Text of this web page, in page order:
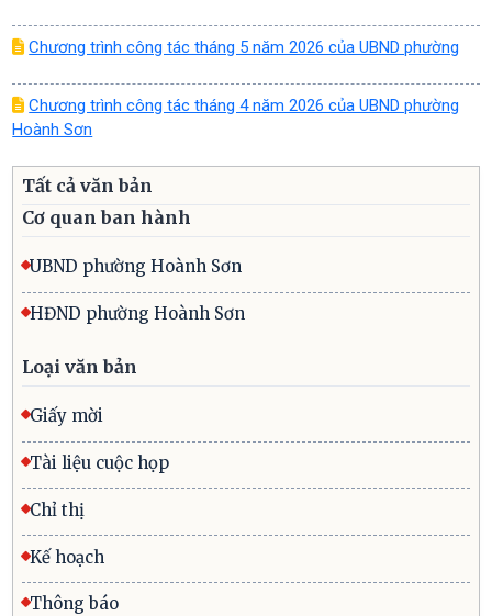
Chương trình công tác tháng 5 năm 2026 của UBND phường
Chương trình công tác tháng 4 năm 2026 của UBND phường
Hoành Sơn
Tất cả văn bản
Cơ quan ban hành
UBND phường Hoành Sơn
HĐND phường Hoành Sơn
Loại văn bản
Giấy mời
Tài liệu cuộc họp
Chỉ thị
Kế hoạch
Thông báo